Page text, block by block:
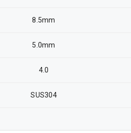
8.5mm
5.0mm
4.0
SUS304